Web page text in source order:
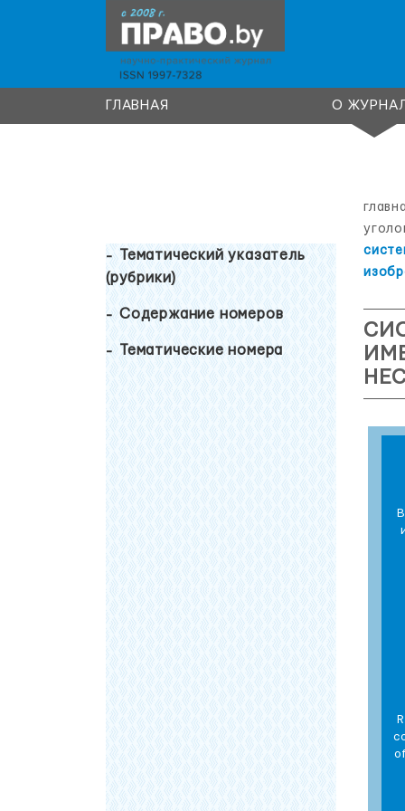
ГЛАВНАЯ О
Тематический указатель
(рубрики)
Содержание номеров
Тематические номера